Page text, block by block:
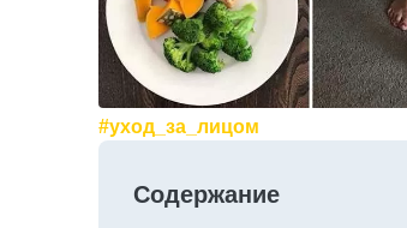
#уход_за_лицом
Содержание